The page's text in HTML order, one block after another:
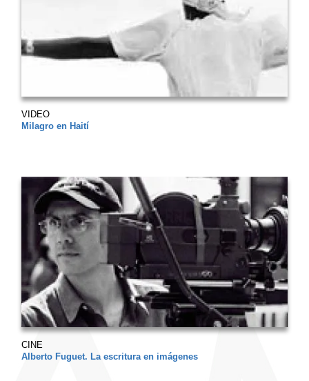
VIDEO
Milagro en Haití
CINE
Alberto Fuguet. La escritura en imágenes